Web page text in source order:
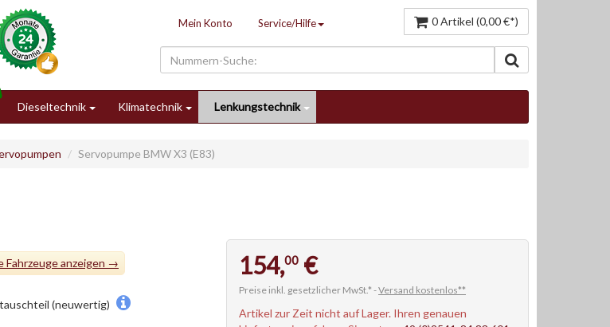
Mein Konto Service/Hilfe 0 Artikel (0,00 €*)
Dieseltechnik Klimatechnik Lenkungstechnik
Servopumpe BMW X3 (E83)
Fahrzeuge
(neuwertig)
154,00 €
Preise inkl. gesetzlicher MwSt.* -Versand kostenlos**
Artikel zur Zeit nicht auf Lager. Ihren genauen